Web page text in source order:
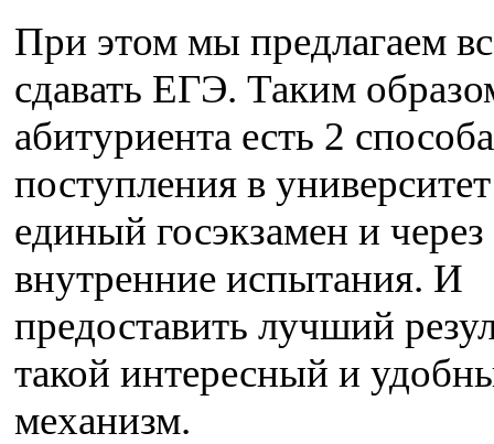
При этом мы предлагаем
сдавать ЕГЭ. Таким
абитуриента есть 2 способа
поступления в
единый госэкзамен и через
внутренние испытания. И
предоставить лучший
такой интересный и
механизм.